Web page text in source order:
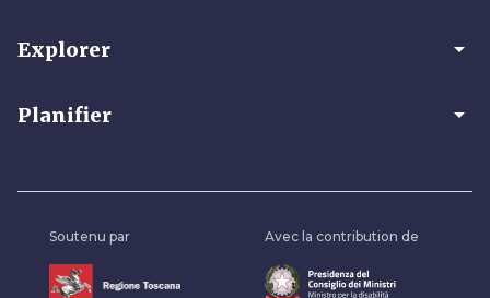
Explorer arrow_drop_down
Planifier arrow_drop_down
Soutenu par Avec la contribution de